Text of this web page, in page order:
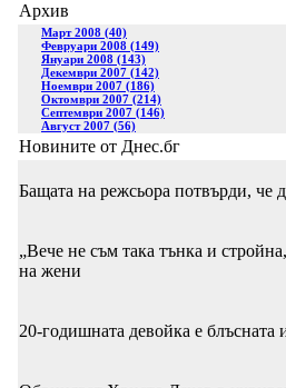
Архив
Март 2008 (40)
Февруари 2008 (149)
Януари 2008 (143)
Декември 2007 (142)
Ноември 2007 (186)
Октомври 2007 (214)
Септември 2007 (146)
Август 2007 (56)
Новините от Днес.бг
Бащата на режсьора потвърди,
„Вече не съм така тънка и
на жени
20-годишната девойка е блъсната